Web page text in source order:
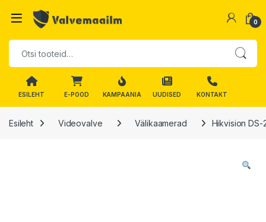
0
Otsi:
ESILEHT E-POOD KAMPAANIA UUDISED KONTAKT
Esileht Videovalve Välikaamerad Hikvision DS-